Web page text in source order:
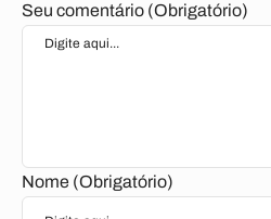
Seu comentário (Obrigatório)
Nome (Obrigatório)